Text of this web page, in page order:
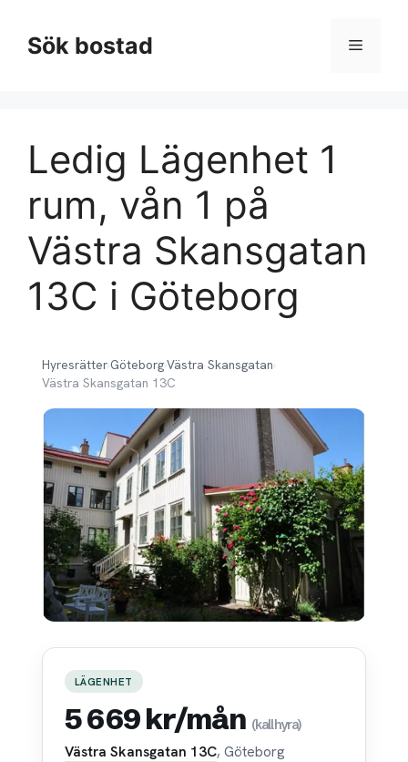
innehållSök bostad Meny
Ledig Lägenhet 1
rum, vån 1 på
Västra Skansgatan
13C i Göteborg
Hyresrätter›Göteborg›Västra Skansgatan›
Västra Skansgatan 13C
LÄGENHET
5 669 kr/mån (kallhyra)
Västra Skansgatan 13C, Göteborg